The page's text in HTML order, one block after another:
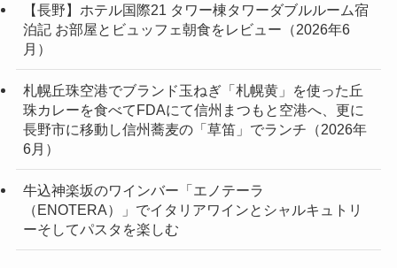
【長野】ホテル国際21 タワー棟タワーダブルルーム宿
泊記 お部屋とビュッフェ朝食をレビュー（2026年6
月）
札幌丘珠空港でブランド玉ねぎ「札幌黄」を使った丘
珠カレーを食べてFDAにて信州まつもと空港へ、更に
長野市に移動し信州蕎麦の「草笛」でランチ（2026年
6月）
牛込神楽坂のワインバー「エノテーラ
（ENOTERA）」でイタリアワインとシャルキュトリ
ーそしてパスタを楽しむ